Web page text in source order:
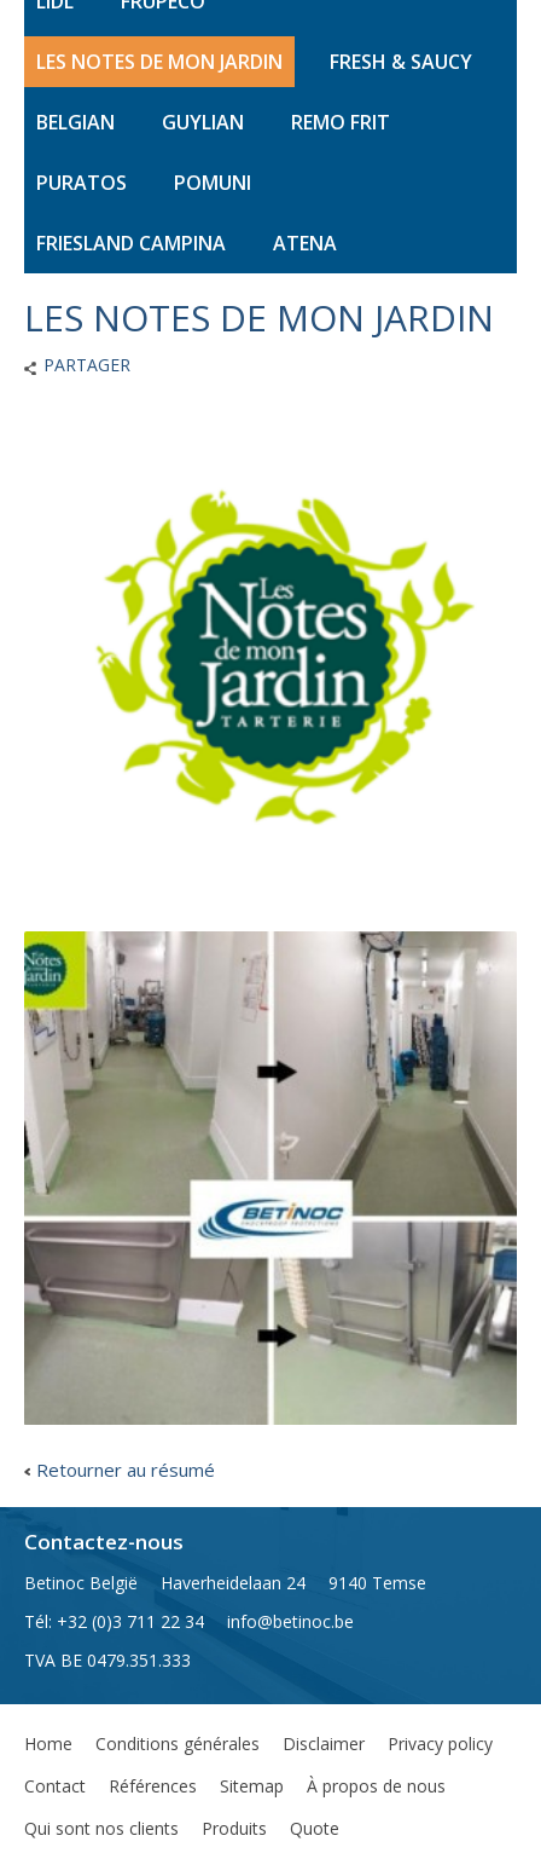
LES NOTES DE MON JARDIN FRESH & SAUCY
BELGIAN GUYLIAN REMO FRIT
PURATOS POMUNI
FRIESLAND CAMPINA ATENA
LES NOTES DE MON JARDIN
PARTAGER
Retourner au résumé
Contactez-nous
Betinoc België Haverheidelaan 24
9140 Temse
Tél: +32 (0)3 711 22 34
info@betinoc.be
TVA BE 0479.351.333
Home Conditions générales Disclaimer
Privacy policy
Contact
Références Sitemap
À propos de nous
Qui sont nos clients
Produits Quote